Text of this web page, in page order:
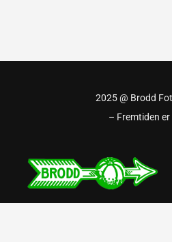
2025 @ Brodd
– Fremtiden